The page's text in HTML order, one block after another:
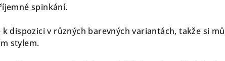
spinkání.
k dispozici v různých barevných variantách, takže si
stylem.